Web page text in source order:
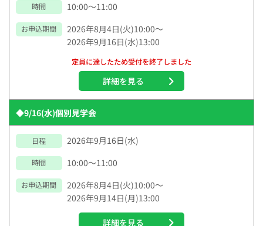
時間 10:00～11:00
お申込期間
2026年8月4日(火)10:00～
2026年9月16日(水)13:00
定員に達したため受付を終了しました
詳細を見る
◆9/16(水)個別見学会
日程 2026年9月16日(水)
時間 10:00～11:00
お申込期間
2026年8月4日(火)10:00～
2026年9月14日(月)13:00
詳細を見る